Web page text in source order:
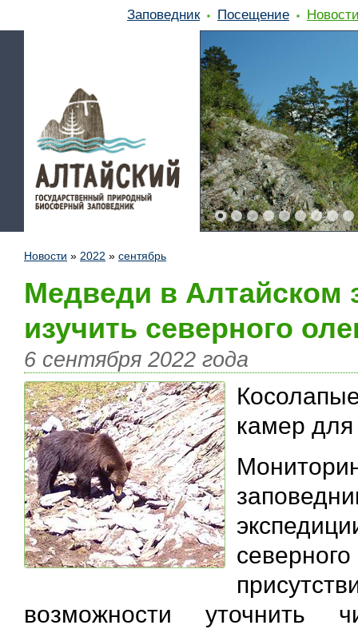
Заповедник Посещение
Новости » 2022 » сентябрь
Медведи в Алтайском
изучить северного
6 сентября 2022 года
камер
возможности уточнить